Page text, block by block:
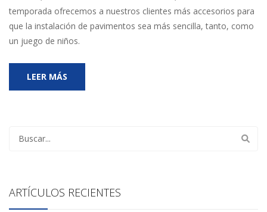
temporada ofrecemos a nuestros clientes más accesorios para
que la instalación de pavimentos sea más sencilla, tanto, como
un juego de niños.
LEER MÁS
ARTÍCULOS RECIENTES